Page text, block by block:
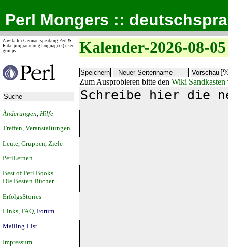
Perl Mongers ::
A wiki for German-speaking Perl &
Raku programming language(s) user
groups.
Änderungen Hilfe
Treffen, Veranstaltungen
Leute Gruppen Ziele
PerlLernen
Best of Perl Books
Die Besten Bücher
ErfolgsStories
Links FAQ Forum
Mailing List
Impressum
Kalender-2026-08-05
Zum Ausprobieren bitte den Wiki Sandkasten